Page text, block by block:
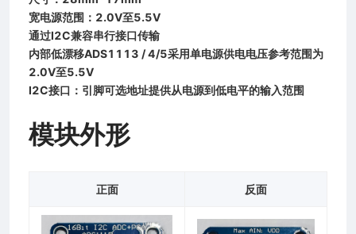
宽电源范围：2.0V至5.5V
通过I2C兼容串行接口传输
内部低漂移ADS1113 / 4/5采用单电源供电电压参考范围为
2.0V至5.5V
I2C接口：引脚可选地址提供从电源到低电平的输入范围
模块外形
正面 反面